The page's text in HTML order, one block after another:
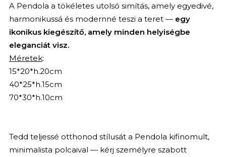
A Pendola a tökéletes utolsó simítás, amely egyedivé,
harmonikussá és modernné teszi a teret — egy
ikonikus kiegészítő, amely minden helyiségbe
eleganciát visz.
Méretek:
15*20*h.20cm
40*25*h.15cm
70*30*h.10cm
Tedd teljessé otthonod stílusát a Pendola kifinomult,
minimalista polcaival — kérj személyre szabott